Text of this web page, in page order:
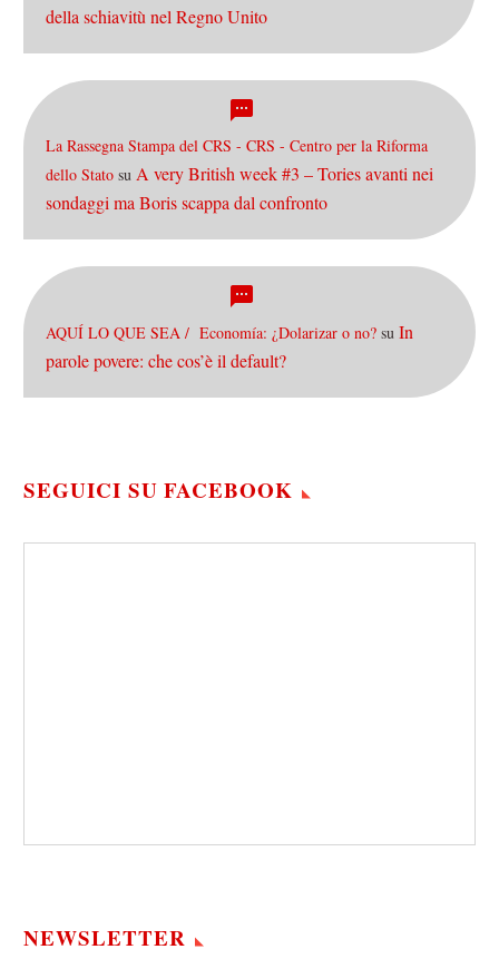
della schiavitù nel Regno Unito
La Rassegna Stampa del CRS - CRS - Centro per la Riforma
dello Stato su A very British week #3 – Tories avanti nei
sondaggi ma Boris scappa dal confronto
AQUÍ LO QUE SEA / Economía: ¿Dolarizar o no? su In
parole povere: che cos’è il default?
SEGUICI SU FACEBOOK
NEWSLETTER